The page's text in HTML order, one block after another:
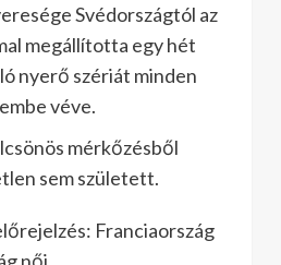
Svédországtól az
megállította egy hét
nyerő szériát minden
véve.
mérkőzésből
sem született.
Franciaország